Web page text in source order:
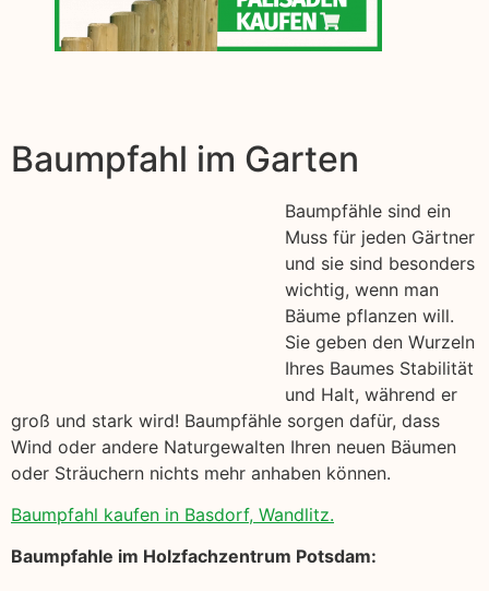
Baumpfahl im Garten
Baumpfähle sind ein
Muss für jeden Gärtner
und sie sind besonders
wichtig, wenn man
Bäume pflanzen will.
Sie geben den Wurzeln
Ihres Baumes Stabilität
und Halt, während er
groß und stark wird! Baumpfähle sorgen dafür, dass
Wind oder andere Naturgewalten Ihren neuen Bäumen
oder Sträuchern nichts mehr anhaben können.
Baumpfahl kaufen in Basdorf, Wandlitz.
Baumpfahle im Holzfachzentrum Potsdam: